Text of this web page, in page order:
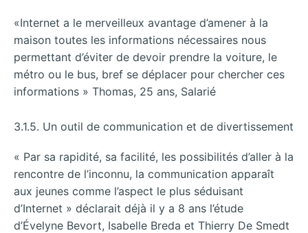
«Internet a le merveilleux avantage d’amener à la
maison toutes les informations nécessaires nous
permettant d’éviter de devoir prendre la voiture, le
métro ou le bus, bref se déplacer pour chercher ces
informations » Thomas, 25 ans, Salarié
3.1.5. Un outil de communication et de divertissement
« Par sa rapidité, sa facilité, les possibilités d’aller à la
rencontre de l’inconnu, la communication apparaît
aux jeunes comme l’aspect le plus séduisant
d’Internet » déclarait déjà il y a 8 ans l’étude
d’Évelyne Bevort, Isabelle Breda et Thierry De Smedt